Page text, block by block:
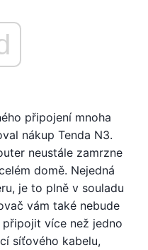
připojení mnoha
nákup Tenda N3.
neustále zamrzne
domě. Nejedná
je to plně v souladu
vám také nebude
více než jedno
síťového kabelu,